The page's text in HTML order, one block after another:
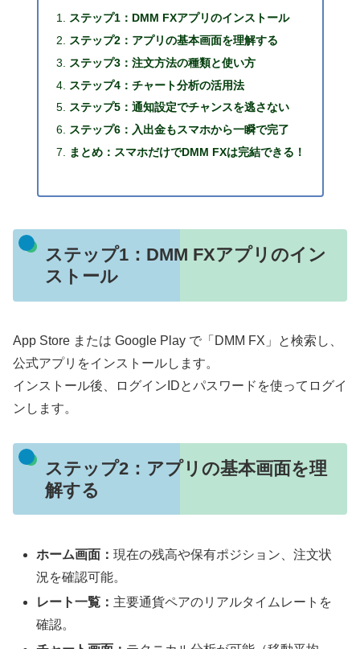
ステップ1：DMM FXアプリのインストール
ステップ2：アプリの基本画面を理解する
ステップ3：注文方法の種類と使い方
ステップ4：チャート分析の活用法
ステップ5：通知設定でチャンスを逃さない
ステップ6：入出金もスマホから一瞬で完了
まとめ：スマホだけでDMM FXは完結できる！
ステップ1：DMM FXアプリのイン
ストール
App Store または Google Play で「DMM FX」と検索し、
公式アプリをインストールします。
インストール後、ログインIDとパスワードを使ってログイ
ンします。
ステップ2：アプリの基本画面を理
解する
ホーム画面：現在の残高や保有ポジション、注文状
況を確認可能。
レート一覧： 主要通貨ペアのリアルタイムレートを
確認。